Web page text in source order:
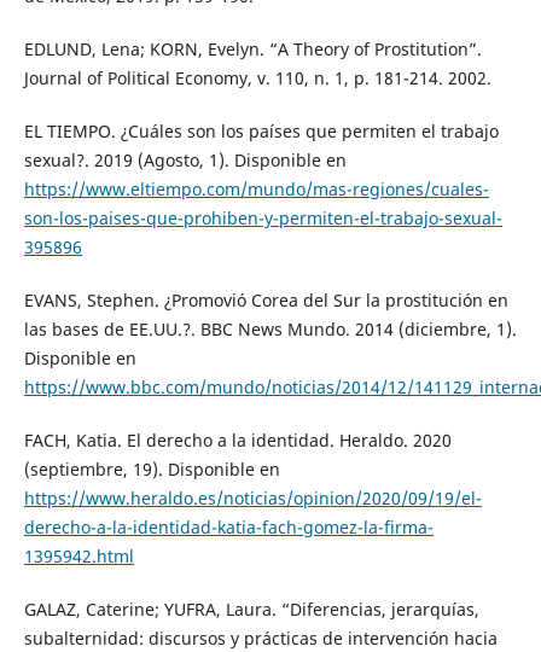
EDLUND, Lena; KORN, Evelyn. “A Theory of Prostitution”.
Journal of Political Economy, v. 110, n. 1, p. 181-214. 2002.
EL TIEMPO. ¿Cuáles son los países que permiten el trabajo
sexual?. 2019 (Agosto, 1). Disponible en
https://www.eltiempo.com/mundo/mas-regiones/cuales-
son-los-paises-que-prohiben-y-permiten-el-trabajo-sexual-
395896
EVANS, Stephen. ¿Promovió Corea del Sur la prostitución en
las bases de EE.UU.?. BBC News Mundo. 2014 (diciembre, 1).
Disponible en
https://www.bbc.com/mundo/noticias/2014/12/
FACH, Katia. El derecho a la identidad. Heraldo. 2020
(septiembre, 19). Disponible en
https://www.heraldo.es/noticias/opinion/2020/09/19/el-
derecho-a-la-identidad-katia-fach-gomez-la-firma-
1395942.html
GALAZ, Caterine; YUFRA, Laura. “Diferencias, jerarquías,
subalternidad: discursos y prácticas de intervención hacia